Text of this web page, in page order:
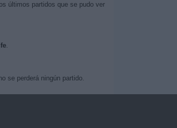
últimos partidos que se pudo ver
.
se perderá ningún partido.